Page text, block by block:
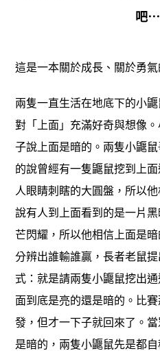
吧
這是一本關於成長、關於勇
兩隻一直生活在地底下的小
對「上面」充滿好奇與想像
子說上面是暗的。兩隻小鼴
的說曾經有一隻鼴鼠挖到上
人眼睛刺瞎的大圓盤，所以
說有人到上面看到的是一片
芒閃耀，所以他相信上面是
分辨出誰輸誰贏，長者老鼠
式：就是請兩隻小鼴鼠挖出
面到底是亮的還是暗的。比
發，但才一下子就回來了。
是暗的，兩隻小鼴鼠先是都